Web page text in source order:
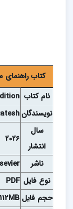
کتاب راهنمای
نام کتاب
نويسندگان
سال
انتشار
2026
ناشر
نوع فايل PDF
حجم فايل 112MB